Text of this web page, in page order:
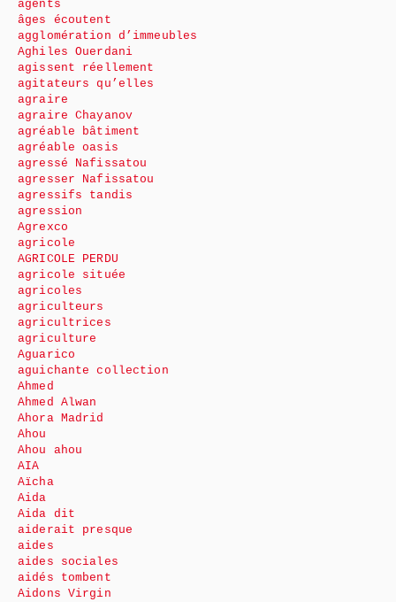
agents
âges écoutent
agglomération d’immeubles
Aghiles Ouerdani
agissent réellement
agitateurs qu’elles
agraire
agraire Chayanov
agréable bâtiment
agréable oasis
agressé Nafissatou
agresser Nafissatou
agressifs tandis
agression
Agrexco
agricole
AGRICOLE PERDU
agricole située
agricoles
agriculteurs
agricultrices
agriculture
Aguarico
aguichante collection
Ahmed
Ahmed Alwan
Ahora Madrid
Ahou
Ahou ahou
AIA
Aïcha
Aida
Aida dit
aiderait presque
aides
aides sociales
aidés tombent
Aidons Virgin